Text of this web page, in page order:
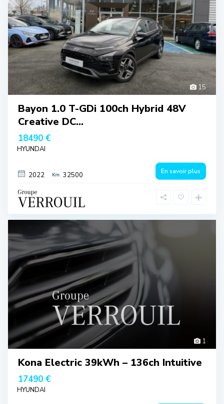
15
Bayon 1.0 T-GDi 100ch Hybrid 48V
Creative DC...
18490 €
HYUNDAI
2022 32500 En savoir plus
1
Kona Electric 39kWh – 136ch Intuitive
17490 €
HYUNDAI